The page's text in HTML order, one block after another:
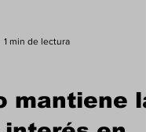
1 min de lectura